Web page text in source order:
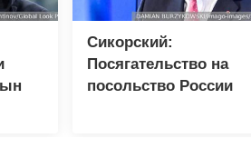
Сикорский:
Посягательство на
посольство России